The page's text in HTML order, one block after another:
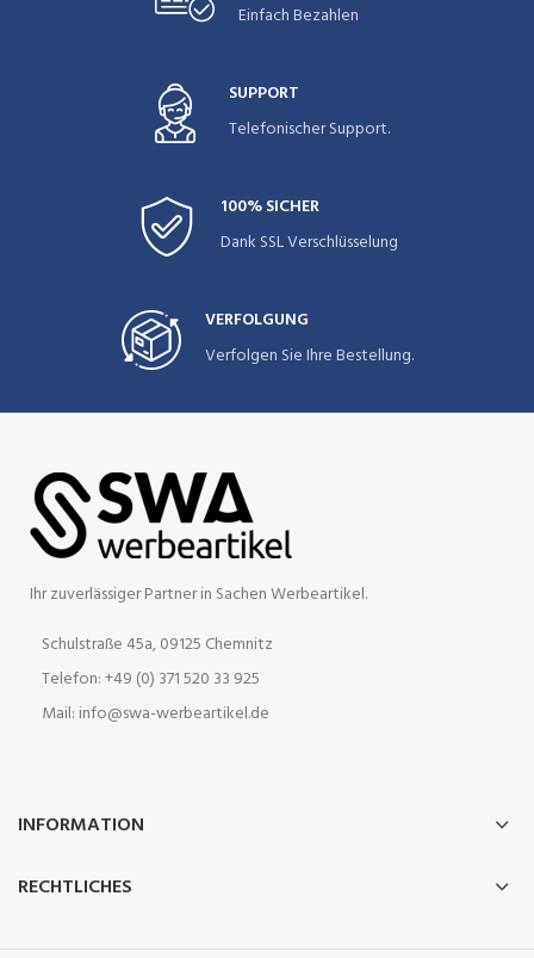
Einfach Bezahlen
SUPPORT
Telefonischer Support.
100% SICHER
Dank SSL Verschlüsselung
VERFOLGUNG
Verfolgen Sie Ihre Bestellung.
Ihr zuverlässiger Partner in Sachen Werbeartikel.
Schulstraße 45a, 09125 Chemnitz
Telefon: +49 (0) 371 520 33 925
Mail: info@swa-werbeartikel.de
INFORMATION
RECHTLICHES